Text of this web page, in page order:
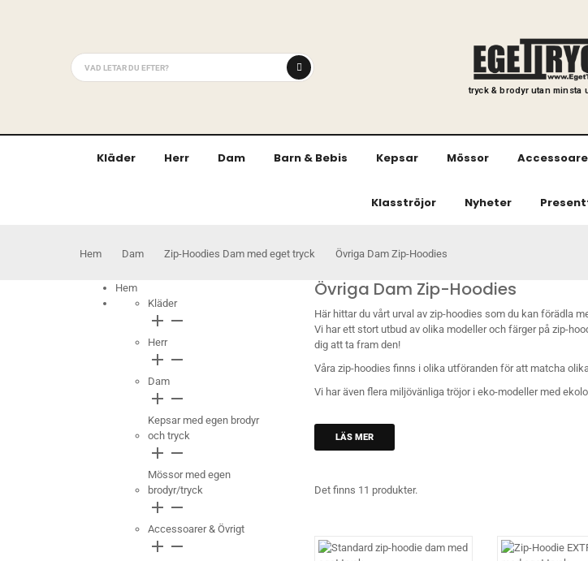
tryck & brodyr utan minsta
Kläder Herr Dam Barn & Bebis Kepsar Mössor
Klasströjor Nyheter
Hem Dam Zip-Hoodies Dam med eget tryck Övriga Dam Zip-Hoodies
Hem
Kläder
add remove
Herr
add remove
Dam
add remove
Kepsar med egen brodyr
och tryck
add remove
Mössor med egen
brodyr/tryck
add remove
Accessoarer & Övrigt
add remove
Övriga Dam Zip-Hoodies
Här hittar du vårt urval av zip-hoodies som du kan förädla
Vi har ett stort utbud av olika modeller och färger på zip-
dig att ta fram den!
Våra zip-hoodies finns i olika utföranden för att matcha
Vi har även flera miljövänliga tröjor i eko-modeller med
LÄS MER
Det finns 11 produkter.